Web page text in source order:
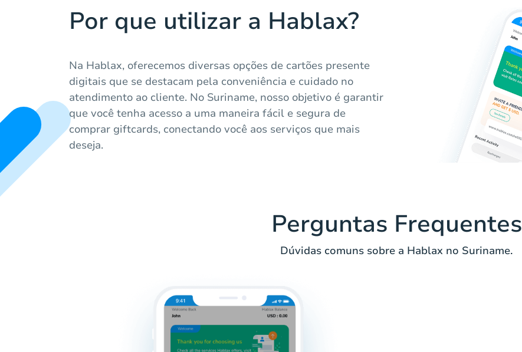
Por que utilizar a Hablax?
Na Hablax, oferecemos diversas opções de cartões presente
digitais que se destacam pela conveniência e cuidado no
atendimento ao cliente. No Suriname, nosso objetivo é garantir
que você tenha acesso a uma maneira fácil e segura de
comprar giftcards, conectando você aos serviços que mais
deseja.
Perguntas Frequentes
Dúvidas comuns sobre a Hablax no Suriname.